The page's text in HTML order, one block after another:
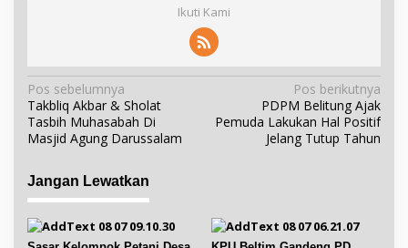
Ikuti Kami
N
a
v
g
a
s
Pos sebelumnya
Takbliq Akbar & Sholat
Tasbih Muhasabah Di
Masjid Agung Darussalam
Pos berikutnya
PDPM Belitung Ajak
Pemuda Lakukan Hal Positif
Jelang Tutup Tahun
Jangan Lewatkan